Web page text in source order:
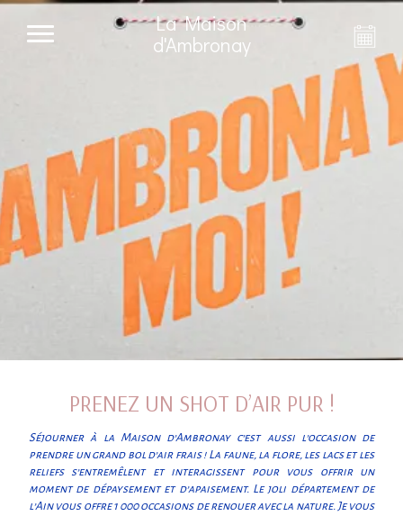
La Maison
d'Ambronay
PRENEZ UN SHOT D’AIR PUR !
Séjourner à la Maison d’Ambronay c’est aussi l’occasion de
prendre un grand bol d’air frais ! La faune, la flore, les lacs et les
reliefs s’entremêlent et interagissent pour vous offrir un
moment de dépaysement et d’apaisement. Le joli département de
l’Ain vous offre 1 000 occasions de renouer avec la nature. Je vous